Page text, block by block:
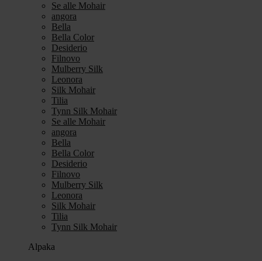
Se alle Mohair
angora
Bella
Bella Color
Desiderio
Filnovo
Mulberry Silk
Leonora
Silk Mohair
Tilia
Tynn Silk Mohair
Se alle Mohair
angora
Bella
Bella Color
Desiderio
Filnovo
Mulberry Silk
Leonora
Silk Mohair
Tilia
Tynn Silk Mohair
Alpaka